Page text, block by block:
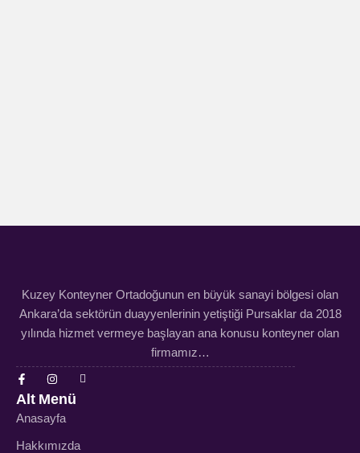
Kuzey Konteyner Ortadoğunun en büyük sanayi bölgesi olan
Ankara’da sektörün duayyenlerinin yetiştiği Pursaklar da 2018
yılında hizmet vermeye başlayan ana konusu konteyner olan
firmamız…
Alt Menü
Anasayfa
Hakkımızda